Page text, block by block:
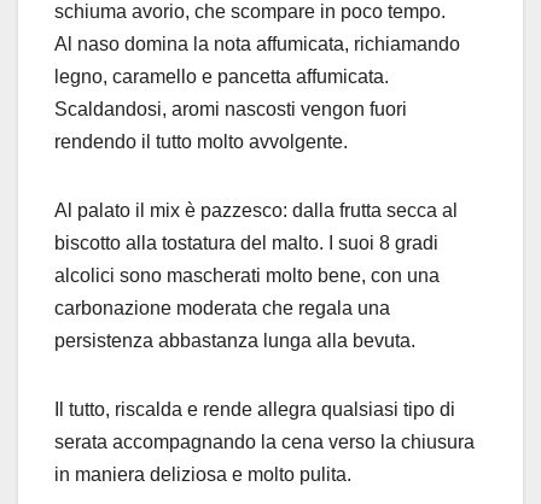
schiuma avorio, che scompare in poco tempo.
Al naso domina la nota affumicata, richiamando
legno, caramello e pancetta affumicata.
Scaldandosi, aromi nascosti vengon fuori
rendendo il tutto molto avvolgente.
Al palato il mix è pazzesco: dalla frutta secca al
biscotto alla tostatura del malto. I suoi 8 gradi
alcolici sono mascherati molto bene, con una
carbonazione moderata che regala una
persistenza abbastanza lunga alla bevuta.
Il tutto, riscalda e rende allegra qualsiasi tipo di
serata accompagnando la cena verso la chiusura
in maniera deliziosa e molto pulita.